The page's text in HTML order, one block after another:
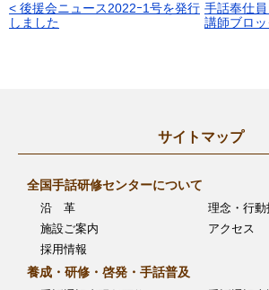
投
< 後援会ニュース2022ｰ1号を発行
しました
手話奉仕
講師ブロ
サイトマップ
全国手話研修センターについて
沿 革
理念・行動
施設ご案内
アクセス
採用情報
養成・研修・啓発・手話普及